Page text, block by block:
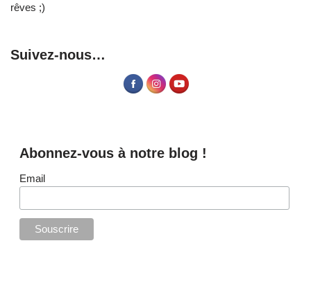
rêves ;)
Suivez-nous…
Abonnez-vous à notre blog !
Email